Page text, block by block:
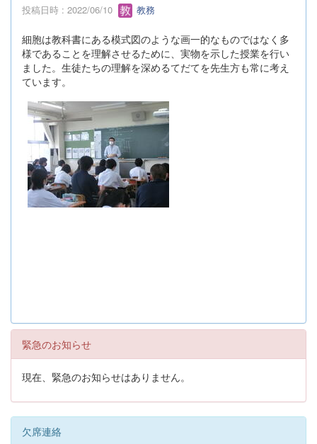
投稿日時 : 2022/06/10 教務
細胞は教科書にある模式図のような画一的なものではなく多
様であることを理解させるために、実物を示した授業を行い
ました。生徒たちの理解を深めるてだてを先生方も常に考え
ています。
緊急のお知らせ
現在、緊急のお知らせはありません。
欠席連絡